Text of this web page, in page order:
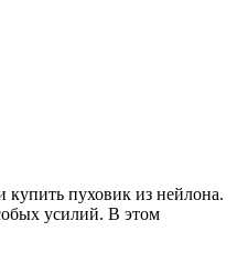
купить пуховик из нейлона.
усилий. В этом